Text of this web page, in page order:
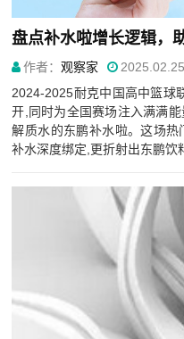
盘点补水啦增长逻辑，
作者：观察家 2025.02.25
2024-2025耐克中国高中篮球
开,同时为全国赛场注入满满
解质水的东鹏补水啦。这场
补水深度绑定,更折射出东鹏饮